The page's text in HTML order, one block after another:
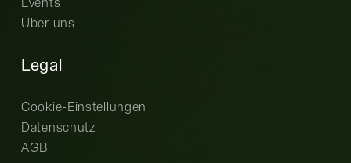
Events
Über uns
Legal
Cookie-Einstellungen
Datenschutz
AGB